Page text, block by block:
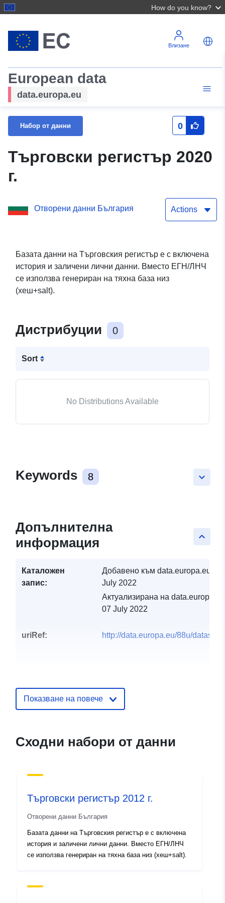
How do you know?
Влизане
European data
data.europa.eu
Набор от данни 0
Търговски регистър 2020
г.
Отворени данни България Actions
Базата данни на Търговския регистър e с включена
история и заличени лични данни. Вместо ЕГН/ЛНЧ
се използва генериран на тяхна база низ
(хеш+salt).
Дистрибуции 0
Sort
No Distributions Available
keyboard_arrow_down
Keywords 8
keyboard_arrow_up
Допълнителна
информация
Каталожен
запис:
Добавено към data.europa.eu:
July 2022
Актуализирана на
07 July 2022
uriRef: http://data.europa.eu/88u/dataset/
Показване на повече
Сходни набори от данни
Търговски регистър 2012 г.
Отворени данни България
Базата данни на Търговския регистър e с включена
история и заличени лични данни. Вместо ЕГН/ЛНЧ
се използва генериран на тяхна база низ (хеш+salt).